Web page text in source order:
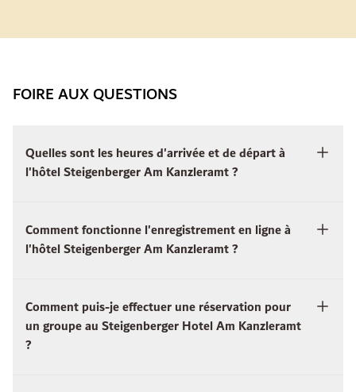
FOIRE AUX QUESTIONS
Quelles sont les heures d'arrivée et de départ à
l'hôtel Steigenberger Am Kanzleramt ?
Comment fonctionne l'enregistrement en ligne à
l'hôtel Steigenberger Am Kanzleramt ?
Comment puis-je effectuer une réservation pour
un groupe au Steigenberger Hotel Am Kanzleramt
?